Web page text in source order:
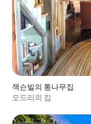
잭슨빌의 통나무집
오드리의 집